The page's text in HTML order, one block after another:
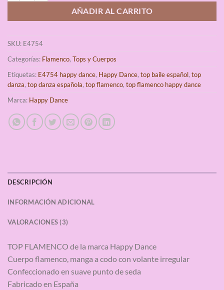
AÑADIR AL CARRITO
SKU: E4754
Categorías: Flamenco, Tops y Cuerpos
Etiquetas: E4754 happy dance, Happy Dance, top baile español, top
danza, top danza española, top flamenco, top flamenco happy dance
Marca: Happy Dance
DESCRIPCIÓN
INFORMACIÓN ADICIONAL
VALORACIONES (3)
TOP FLAMENCO de la marca Happy Dance
Cuerpo flamenco, manga a codo con volante irregular
Confeccionado en suave punto de seda
Fabricado en España